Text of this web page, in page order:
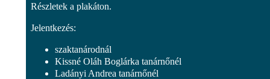
Részletek a plakáton.
Jelentkezés:
szaktanárodnál
Kissné Oláh Boglárka tanárnőnél
Ladányi Andrea tanárnőnél